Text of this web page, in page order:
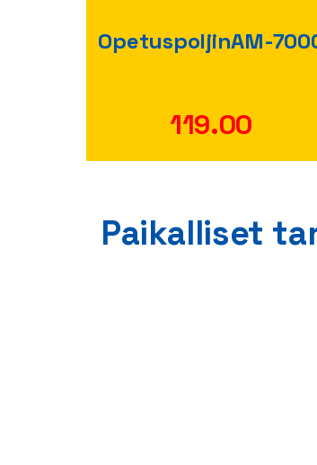
OpetuspoljinAM-
119.00
Paikalliset